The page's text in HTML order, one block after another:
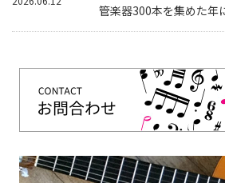
管楽器300本を集めた年